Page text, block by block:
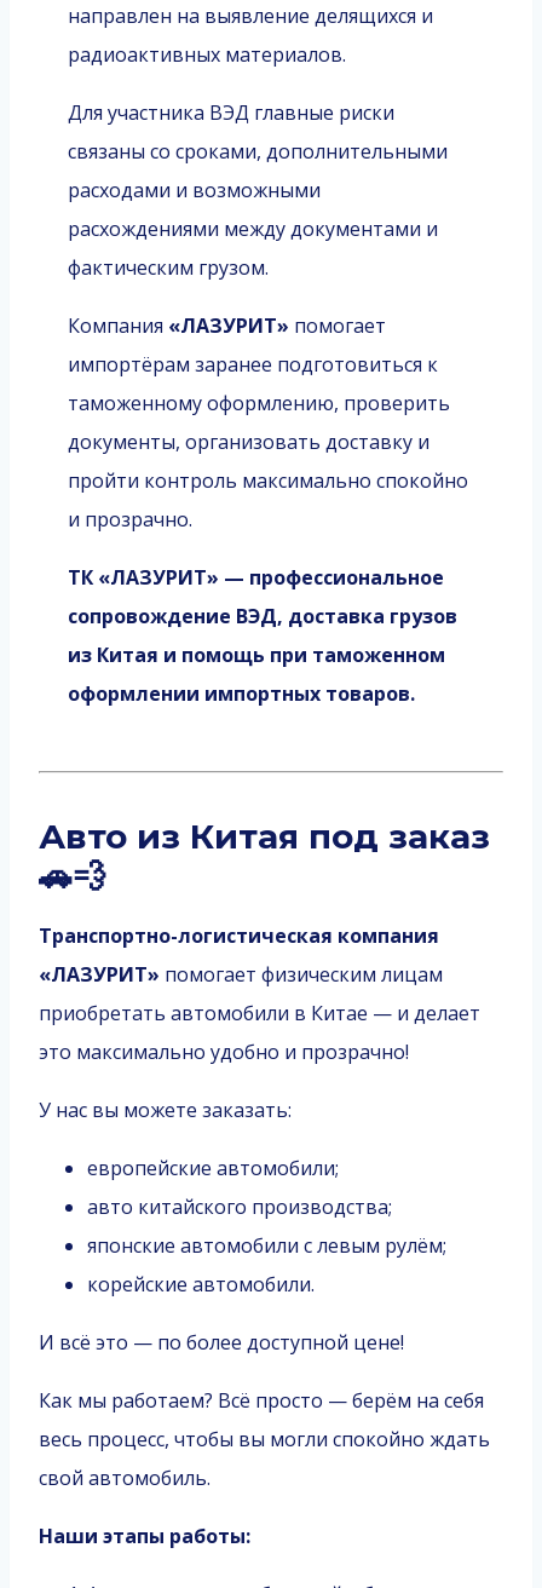
направлен на выявление делящихся и
радиоактивных материалов.
Для участника ВЭД главные риски
связаны со сроками, дополнительными
расходами и возможными
расхождениями между документами и
фактическим грузом.
Компания «ЛАЗУРИТ» помогает
импортёрам заранее подготовиться к
таможенному оформлению, проверить
документы, организовать доставку и
пройти контроль максимально спокойно
и прозрачно.
ТК «ЛАЗУРИТ» — профессиональное
сопровождение ВЭД, доставка грузов
из Китая и помощь при таможенном
оформлении импортных товаров.
Авто из Китая под заказ
🚗💨
Транспортно-логистическая компания
«ЛАЗУРИТ» помогает физическим лицам
приобретать автомобили в Китае — и делает
это максимально удобно и прозрачно!
У нас вы можете заказать:
европейские автомобили;
авто китайского производства;
японские автомобили с левым рулём;
корейские автомобили.
И всё это — по более доступной цене!
Как мы работаем? Всё просто — берём на себя
весь процесс, чтобы вы могли спокойно ждать
свой автомобиль.
Наши этапы работы: